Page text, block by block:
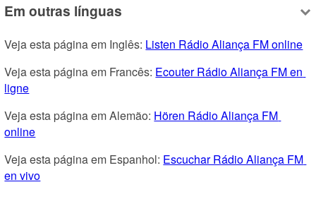
Em outras línguas
Veja esta página em Inglês: Listen Rádio Aliança FM online
Veja esta página em Francês: Ecouter Rádio Aliança FM en
ligne
Veja esta página em Alemão: Hören Rádio Aliança FM
online
Veja esta página em Espanhol: Escuchar Rádio Aliança FM
en vivo